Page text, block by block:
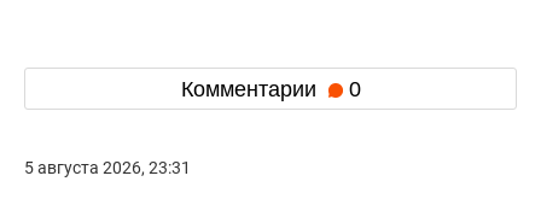
Комментарии 0
5 августа 2026, 23:31